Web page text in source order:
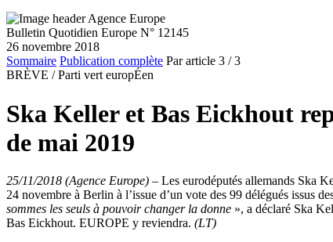
Bulletin Quotidien Europe N° 12145
26 novembre 2018
Sommaire Publication complète Par article 3 / 3
BRÈVE / Parti vert europÉen
Ska Keller et Bas Eickhout
de mai 2019
25/11/2018 (Agence Europe) – Les eurodéputés allemands Ska
24 novembre à Berlin à l’issue d’un vote des 99 délégués issus
sommes les seuls à pouvoir changer la donne », a déclaré Ska
Bas Eickhout. EUROPE y reviendra. (LT)